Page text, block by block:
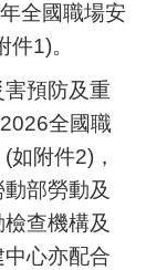
全國職場安
1)。
預防及重
全國職
附件2)，
部勞動及
查機構及
心亦配合